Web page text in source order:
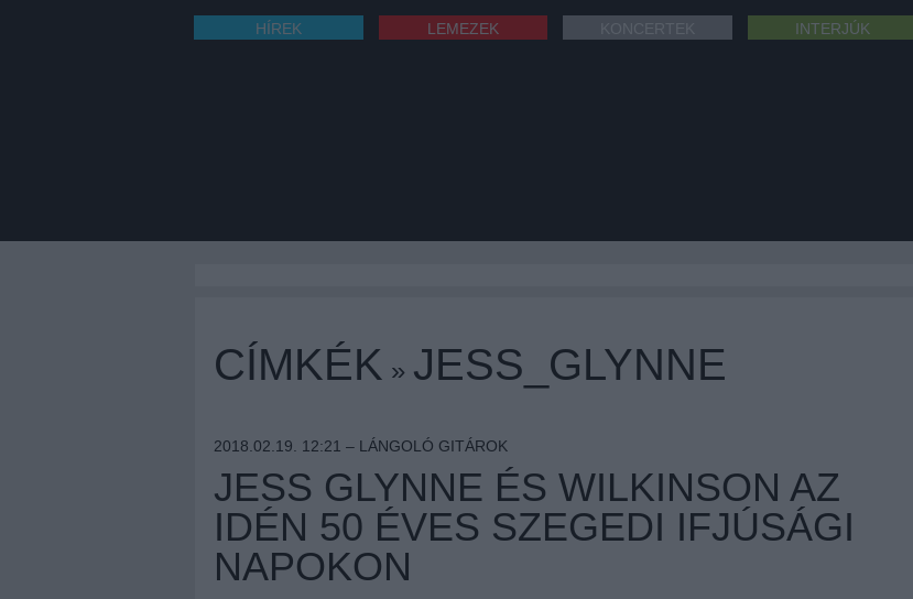
HÍREK LEMEZEK INTERJÚK
CÍMKÉK » JESS_GLYNNE
2018.02.19. 12:21 – LÁNGOLÓ GITÁROK
JESS GLYNNE ÉS WILKINSON AZ
IDÉN 50 ÉVES SZEGEDI IFJÚSÁGI
NAPOKON